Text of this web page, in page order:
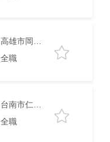
高雄市岡山區
全職
台南市仁德區
全職